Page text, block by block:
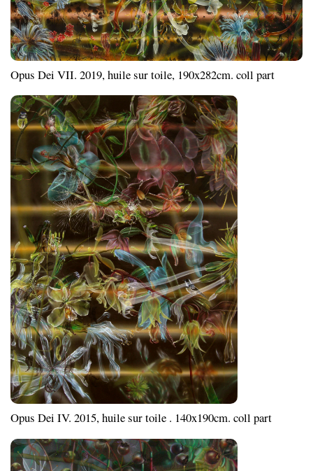
Opus Dei VII. 2019, huile sur toile, 190x282cm. coll part
Opus Dei IV. 2015, huile sur toile . 140x190cm. coll part